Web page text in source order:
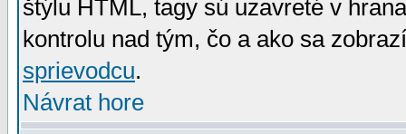
štýlu HTML, tagy sú uzavreté v
kontrolu nad tým, čo a ako sa
sprievodcu.
Návrat hore